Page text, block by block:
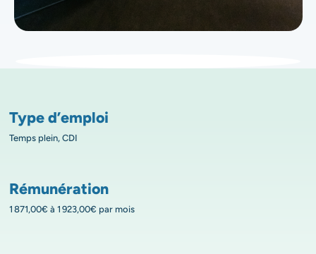
Type d’emploi
Temps plein, CDI
Rémunération
1 871,00€ à 1 923,00€ par mois